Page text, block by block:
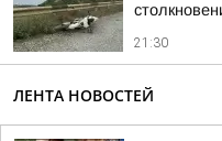
21:30
ЛЕНТА НОВОСТЕЙ